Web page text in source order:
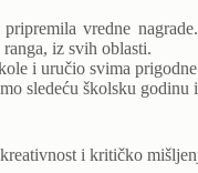
vredne
iz svih oblasti.
i uručio svima prigodne
sledeću školsku godinu
i kritičko